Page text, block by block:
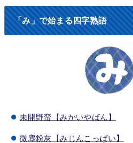
「み」で始まる四字熟語
未開野蛮【みかいやばん】
微塵粉灰【みじんこっぱい】